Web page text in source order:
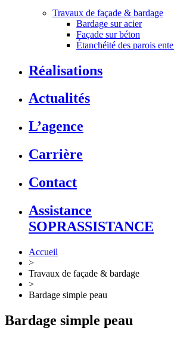
Travaux de façade & bardage
Bardage sur acier
Façade sur béton
Étanchéité des parois
Réalisations
Actualités
L’agence
Carrière
Contact
Assistance
SOPRASSISTANCE
Accueil
>
Travaux de façade & bardage
>
Bardage simple peau
Bardage simple peau